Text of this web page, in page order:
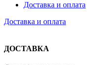
Доставка и оплата
Доставка и оплата
ДОСТАВКА